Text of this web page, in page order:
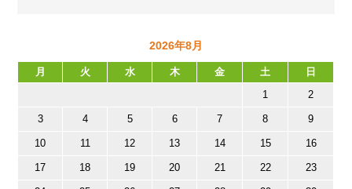
2026年8月
月 火 水 木 金 土
日
1
2
3 4 5 6 7 8 9
10 11 12 13 14 15 16
17 18 19 20 21 22 23